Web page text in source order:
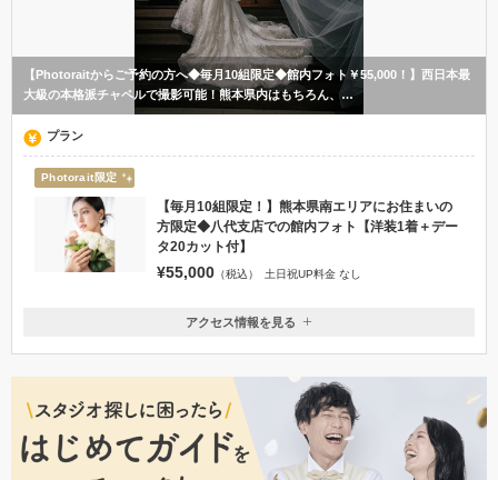
【Photoraitからご予約の方へ◆毎月10組限定◆館内フォト￥55,000！】西日本最
大級の本格派チャペルで撮影可能！熊本県内はもちろん、…
プラン
Photorait限定
【毎月10組限定！】熊本県南エリアにお住まいの
方限定◆八代支店での館内フォト【洋装1着＋デー
タ20カット付】
¥55,000 （税込） 土日祝UP料金 なし
熊本県八代市西片町1976
JR鹿児島本線新八代駅(九州新幹線新八代駅)より車で1分、徒歩7分 JR
鹿児島本線八代駅より車で10分
0965-43-3390
アクセス情報を見る